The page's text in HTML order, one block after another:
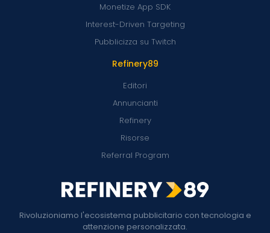
Rivoluzioniamo l'ecosistema pubblicitario con tecnologia e
attenzione personalizzata.
Refinery89
Editori
Annuncianti
Refinery
Risorse
Referral Program
Monetize App SDK
Interest-Driven Targeting
Pubblicizza su Twitch